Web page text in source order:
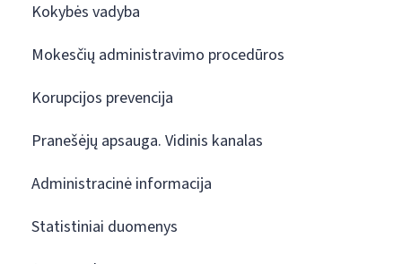
Kokybės vadyba
Mokesčių administravimo procedūros
Korupcijos prevencija
Pranešėjų apsauga. Vidinis kanalas
Administracinė informacija
Statistiniai duomenys